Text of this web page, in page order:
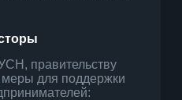
правительству
меры для поддержки